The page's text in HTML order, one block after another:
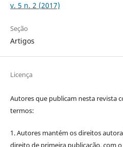
v. 5 n. 2 (2017)
Seção
Artigos
Licença
Autores que publicam nesta revista
termos:
1. Autores mantém os direitos
direito de primeira publicação, com